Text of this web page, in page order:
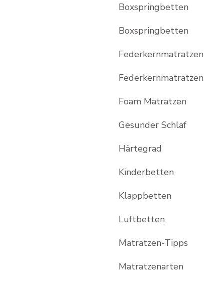
Boxspringbetten
Boxspringbetten
Federkernmatratzen
Federkernmatratzen
Foam Matratzen
Gesunder Schlaf
Härtegrad
Kinderbetten
Klappbetten
Luftbetten
Matratzen-Tipps
Matratzenarten